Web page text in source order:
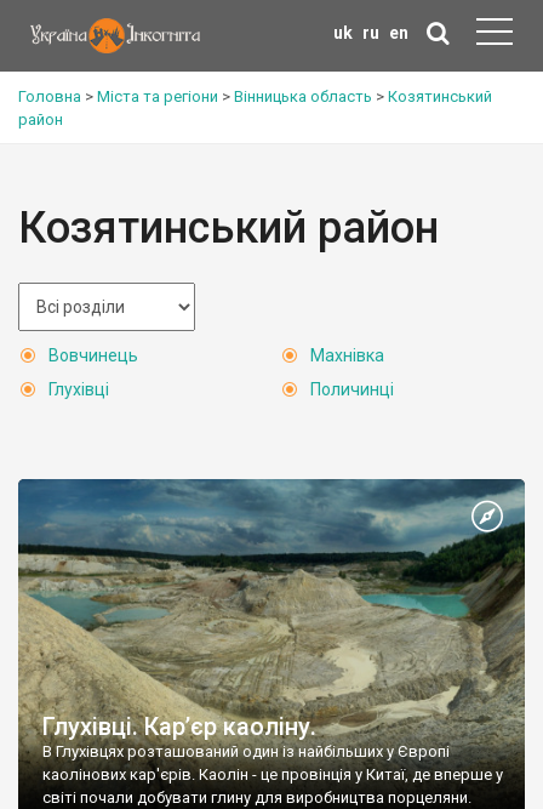
uk ru en
Головна > Міста та регіони > Вінницька область > Козятинський
район
Козятинський район
Вовчинець
Глухівці
Махнівка
Поличинці
Глухівці. Кар’єр каоліну.
В Глухівцях розташований один із найбільших у Європі
каолінових кар'єрів. Каолін - це провінція у Китаї, де вперше у
світі почали добувати глину для виробництва порцеляни.